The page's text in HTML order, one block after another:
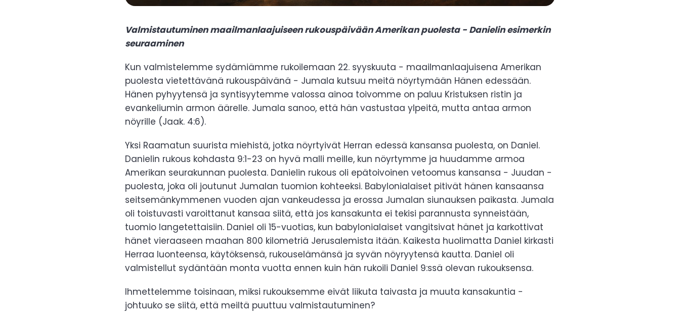
Valmistautuminen maailmanlaajuiseen rukouspäivään Amerikan puolesta - Danielin esimerkin
seuraaminen
Kun valmistelemme sydämiämme rukoilemaan 22. syyskuuta - maailmanlaajuisena Amerikan
puolesta vietettävänä rukouspäivänä - Jumala kutsuu meitä nöyrtymään Hänen edessään.
Hänen pyhyytensä ja syntisyytemme valossa ainoa toivomme on paluu Kristuksen ristin ja
evankeliumin armon äärelle. Jumala sanoo, että hän vastustaa ylpeitä, mutta antaa armon
nöyrille (Jaak. 4:6).
Yksi Raamatun suurista miehistä, jotka nöyrtyivät Herran edessä kansansa puolesta, on Daniel.
Danielin rukous kohdasta 9:1-23 on hyvä malli meille, kun nöyrtymme ja huudamme armoa
Amerikan seurakunnan puolesta. Danielin rukous oli epätoivoinen vetoomus kansansa - Juudan -
puolesta, joka oli joutunut Jumalan tuomion kohteeksi. Babylonialaiset pitivät hänen kansaansa
seitsemänkymmenen vuoden ajan vankeudessa ja erossa Jumalan siunauksen paikasta. Jumala
oli toistuvasti varoittanut kansaa siitä, että jos kansakunta ei tekisi parannusta synneistään,
tuomio langetettaisiin. Daniel oli 15-vuotias, kun babylonialaiset vangitsivat hänet ja karkottivat
hänet vieraaseen maahan 800 kilometriä Jerusalemista itään. Kaikesta huolimatta Daniel kirkasti
Herraa luonteensa, käytöksensä, rukouselämänsä ja syvän nöyryytensä kautta. Daniel oli
valmistellut sydäntään monta vuotta ennen kuin hän rukoili Daniel 9:ssä olevan rukouksensa.
Ihmettelemme toisinaan, miksi rukouksemme eivät liikuta taivasta ja muuta kansakuntia -
johtuuko se siitä, että meiltä puuttuu valmistautuminen?